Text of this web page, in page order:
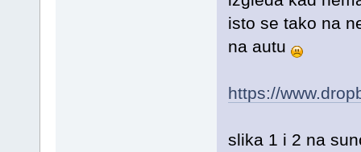
isto se tako na
na autu
https://
slika 1 i 2 na